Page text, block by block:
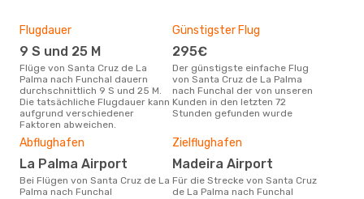
Flugdauer
9 S und 25 M
Flüge von Santa Cruz de La
Palma nach Funchal dauern
durchschnittlich 9 S und 25 M.
Die tatsächliche Flugdauer kann
aufgrund verschiedener
Faktoren abweichen.
Günstigster Flug
295€
Der günstigste einfache Flug
von Santa Cruz de La Palma
nach Funchal der von unseren
Kunden in den letzten 72
Stunden gefunden wurde
Abflughafen
La Palma Airport
Bei Flügen von Santa Cruz de La
Palma nach Funchal
Zielflughafen
Madeira Airport
Für die Strecke von Santa Cruz
de La Palma nach Funchal